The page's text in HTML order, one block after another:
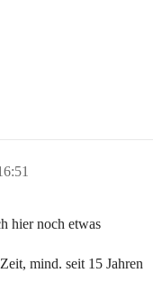
hier noch etwas
mind. seit 15 Jahren